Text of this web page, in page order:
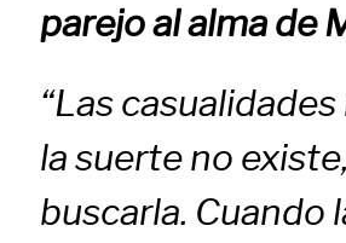
parejo al alma de
“Las
la suerte no
buscarla. Cuando